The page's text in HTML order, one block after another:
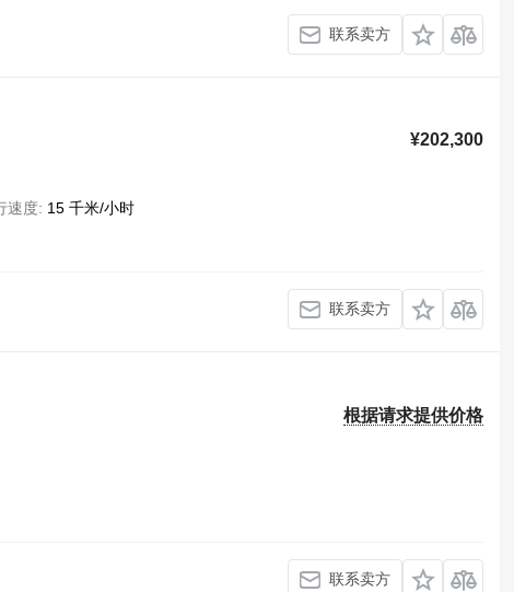
联系卖方
¥202,300
速度 15 千米/小时
联系卖方
根据请求提供价格
联系卖方